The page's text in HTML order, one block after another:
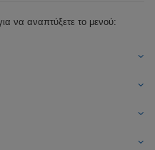
να αναπτύξετε το μενού: